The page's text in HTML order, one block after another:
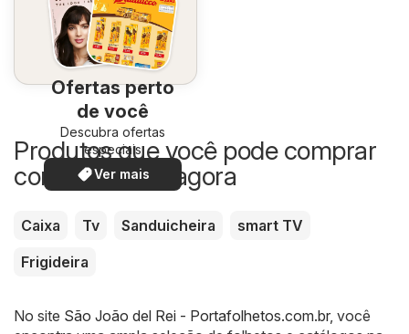
Ofertas perto
de você
Descubra ofertas
especiais
Ver mais
Produtos que você pode comprar
com desconto agora
Caixa Tv Sanduicheira
smart TV
Frigideira
No site São João del Rei - Portafolhetos.com.br, você